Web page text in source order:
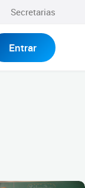
Secretarias
Entrar